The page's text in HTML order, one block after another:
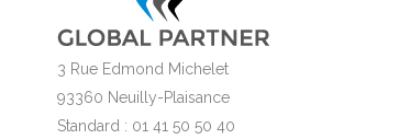
3 Rue Edmond Michelet
93360 Neuilly-Plaisance
Standard : 01 41 50 50 40